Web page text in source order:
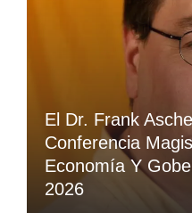
El Dr. Frank
Conferencia
Economía Y
2026